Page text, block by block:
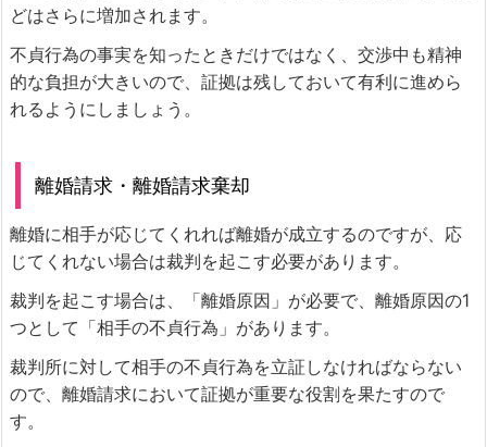
どはさらに増加されます。
不貞行為の事実を知ったときだけではなく、交渉中も精神
的な負担が大きいので、証拠は残しておいて有利に進めら
れるようにしましょう。
離婚請求・離婚請求棄却
離婚に相手が応じてくれれば離婚が成立するのですが、応
じてくれない場合は裁判を起こす必要があります。
裁判を起こす場合は、「離婚原因」が必要で、離婚原因の1
つとして「相手の不貞行為」があります。
裁判所に対して相手の不貞行為を立証しなければならない
ので、離婚請求において証拠が重要な役割を果たすので
す。